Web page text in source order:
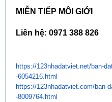
MIỄN TIẾP MÔI GIỚI
Liên hệ: 0971 388 826
https://123nhadatviet.net/ban-
-6054216.html
https://123nhadatviet.com/ban-
-8009764.html